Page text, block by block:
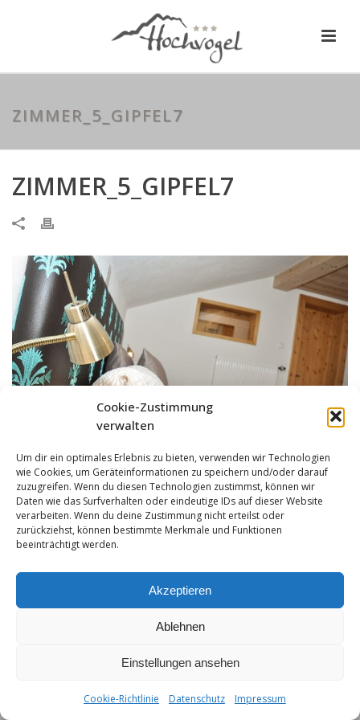
Cookie-Zustimmung
verwalten
Um dir ein optimales Erlebnis zu bieten, verwenden wir Technologien
wie Cookies, um Geräteinformationen zu speichern und/oder darauf
zuzugreifen. Wenn du diesen Technologien zustimmst, können wir
Daten wie das Surfverhalten oder eindeutige IDs auf dieser Website
verarbeiten. Wenn du deine Zustimmung nicht erteilst oder
zurückziehst, können bestimmte Merkmale und Funktionen
beeinträchtigt werden.
Akzeptieren
Ablehnen
Einstellungen ansehen
Cookie-Richtlinie Datenschutz Impressum
ZIMMER_5_GIPFEL7
ZIMMER_5_GIPFEL7